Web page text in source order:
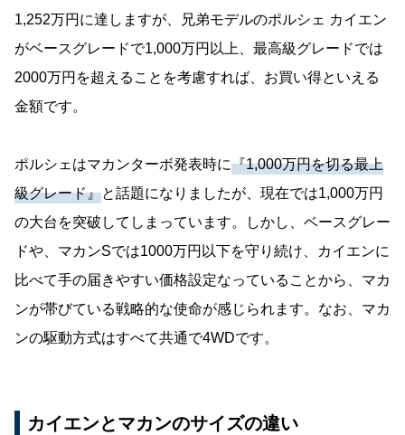
1,252万円に達しますが、兄弟モデルのポルシェ カイエン
がベースグレードで1,000万円以上、最高級グレードでは
2000万円を超えることを考慮すれば、お買い得といえる
金額です。
ポルシェはマカンターボ発表時に『1,000万円を切る最上
級グレード』と話題になりましたが、現在では1,000万円
の大台を突破してしまっています。しかし、ベースグレー
ドや、マカンSでは1000万円以下を守り続け、カイエンに
比べて手の届きやすい価格設定なっていることから、マカ
ンが帯びている戦略的な使命が感じられます。なお、マカ
ンの駆動方式はすべて共通で4WDです。
カイエンとマカンのサイズの違い